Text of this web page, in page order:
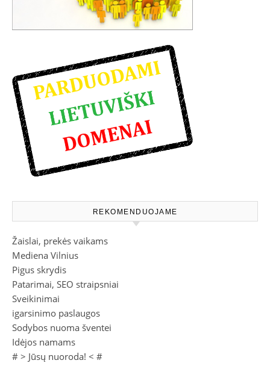
REKOMENDUOJAME
Žaislai, prekės vaikams
Mediena Vilnius
Pigus skrydis
Patarimai, SEO straipsniai
Sveikinimai
igarsinimo paslaugos
Sodybos nuoma šventei
Idėjos namams
# > Jūsų nuoroda! < #